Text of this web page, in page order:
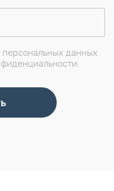
персональных данных